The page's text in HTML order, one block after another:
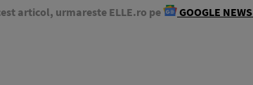
articol, urmareste ELLE.ro pe GOOGLE NEWS